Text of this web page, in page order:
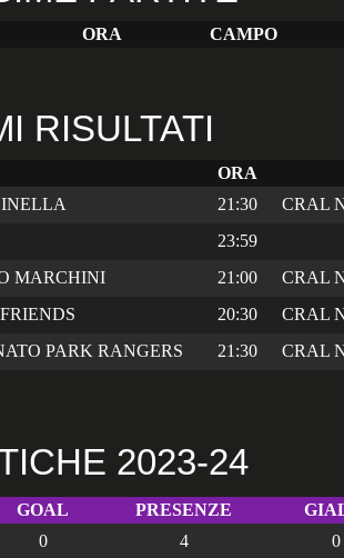
ORA CAMPO
RISULTATI
ORA
21:30 CRAL
23:59
MARCHINI 21:00 CRAL
20:30 CRAL
PARK RANGERS 21:30 CRAL
2023-24
GOAL PRESENZE
0 4 0